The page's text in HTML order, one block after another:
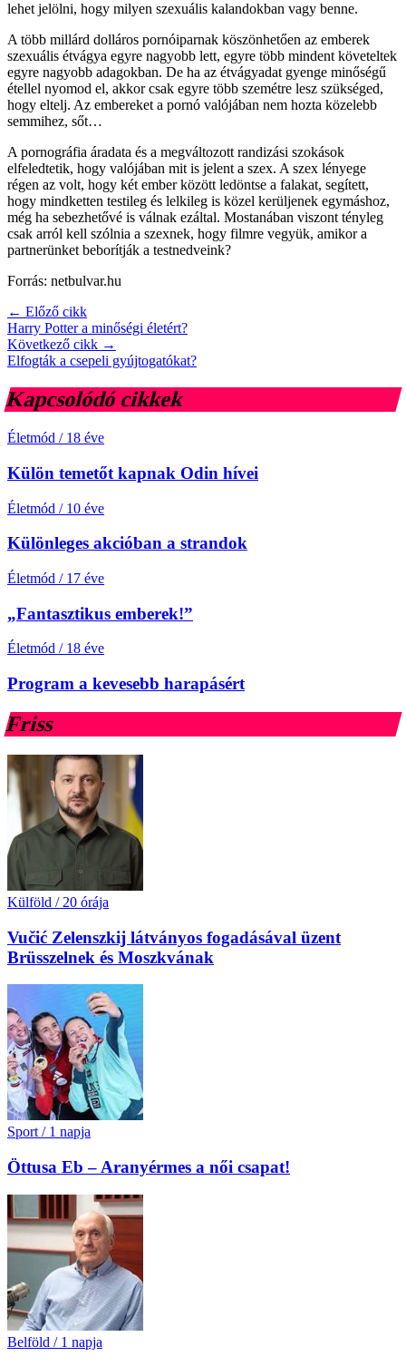
lehet jelölni, hogy milyen szexuális kalandokban vagy benne.
A több millárd dolláros pornóiparnak köszönhetően az emberek
szexuális étvágya egyre nagyobb lett, egyre több mindent követeltek
egyre nagyobb adagokban. De ha az étvágyadat gyenge minőségű
étellel nyomod el, akkor csak egyre több szemétre lesz szükséged,
hogy eltelj. Az embereket a pornó valójában nem hozta közelebb
semmihez, sőt…
A pornográfia áradata és a megváltozott randizási szokások
elfeledtetik, hogy valójában mit is jelent a szex. A szex lényege
régen az volt, hogy két ember között ledöntse a falakat, segített,
hogy mindketten testileg és lelkileg is közel kerüljenek egymáshoz,
még ha sebezhetővé is válnak ezáltal. Mostanában viszont tényleg
csak arról kell szólnia a szexnek, hogy filmre vegyük, amikor a
partnerünket beborítják a testnedveink?
Forrás: netbulvar.hu
← Előző cikk
Harry Potter a minőségi életért?
Következő cikk →
Elfogták a csepeli gyújtogatókat?
Kapcsolódó cikkek
Életmód / 18 éve
Külön temetőt kapnak Odin hívei
Életmód / 10 éve
Különleges akcióban a strandok
Életmód / 17 éve
„Fantasztikus emberek!”
Életmód / 18 éve
Program a kevesebb harapásért
Friss
Külföld / 20 órája
Vučić Zelenszkij látványos fogadásával üzent
Brüsszelnek és Moszkvának
Sport / 1 napja
Öttusa Eb – Aranyérmes a női csapat!
Belföld / 1 napja